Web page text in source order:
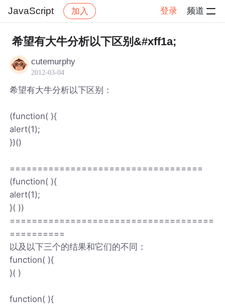
JavaScript 加入 登录 频道
社区 JavaScript 帖子详情
希望有大牛分析以下区别&#xff1a;
cutemurphy
2012-03-04
希望有大牛分析以下区别：
(function( ){
alert(1);
})()
===================================
(function( ){
alert(1);
}( ))
=====================================
==========
以及以下三个的结果和它们的不同：
function( ){
}( )
function( ){